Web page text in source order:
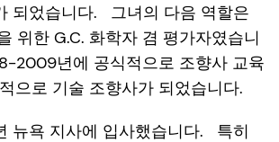
되었습니다. 그녀의 다음 역할은
위한 G.C. 화학자 겸 평가자였습니
2009년에 공식적으로 조향사 교육
으로 기술 조향사가 되었습니다.
뉴욕 지사에 입사했습니다. 특히